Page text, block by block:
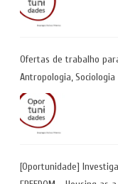
Ofertas de trabalho
Antropologia,
Coimbra | Candidaturas
[Oportunidade]